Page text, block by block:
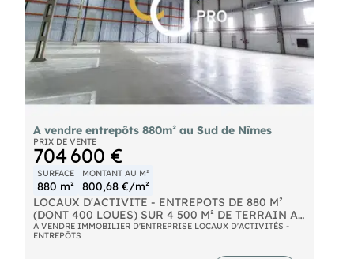
- Aire de lavage avec bassin de décantation.
- Terrain clos : 4 400 m²  Important COS résiduel.
- Emplacement : axe passant  flux > 20 000
véhicules / jour.
A vendre entrepôts 880m² au Sud de Nîmes
PRIX DE VENTE
704 600 €
SURFACE
880 m²
MONTANT AU M²
800,68 €/m²
LOCAUX D'ACTIVITE - ENTREPOTS DE 880 M²
(DONT 400 LOUES) SUR 4 500 M² DE TERRAIN A
CEDER AU SUD DE NÎMES Bel entrepôt à vendre,
construit en 2015 en extension d'un plus petit local
agricole déjà existant et proposant un volume
A VENDRE IMMOBILIER D'ENTREPRISE LOCAUX D'ACTIVITÉS -
ENTREPÔTS